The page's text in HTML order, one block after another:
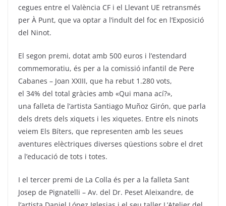
cegues entre el València CF i el Llevant UE retransmés
per À Punt, que va optar a l’indult del foc en l’Exposició
del Ninot.
El segon premi, dotat amb 500 euros i l’estendard
commemoratiu, és per a la comissió infantil de Pere
Cabanes – Joan XXIII, que ha rebut 1.280 vots,
el 34% del total gràcies amb «Qui mana ací?»,
una falleta de l’artista Santiago Muñoz Girón, que parla
dels drets dels xiquets i les xiquetes. Entre els ninots
veiem Els Bíters, que representen amb les seues
aventures elèctriques diverses qüestions sobre el dret
a l’educació de tots i totes.
I el tercer premi de La Colla és per a la falleta Sant
Josep de Pignatelli – Av. del Dr. Peset Aleixandre, de